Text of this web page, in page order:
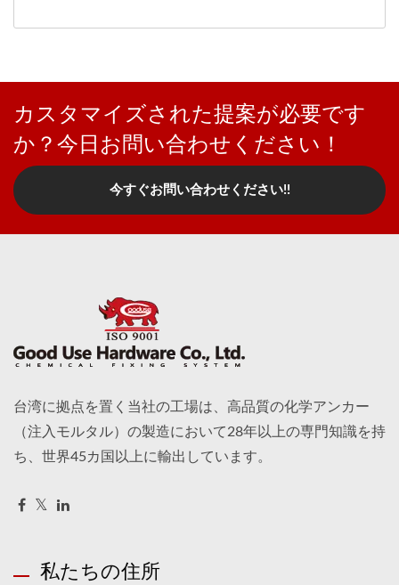
カスタマイズされた提案が必要です
か？今日お問い合わせください！
今すぐお問い合わせください!!
台湾に拠点を置く当社の工場は、高品質の化学アンカー
（注入モルタル）の製造において28年以上の専門知識を持
ち、世界45カ国以上に輸出しています。
私たちの住所